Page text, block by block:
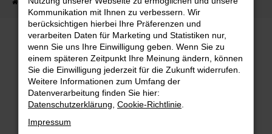
Startseite Fahrzeugangebote Fahrzeugmarkt
Fahrzeugmarkt
Fehler: Network Error
Kommunikation mit Ihnen zu verbessern. Wir
berücksichtigen hierbei Ihre Präferenzen und
verarbeiten Daten für Marketing und Statistiken nur,
wenn Sie uns Ihre Einwilligung geben. Wenn Sie zu
einem späteren Zeitpunkt Ihre Meinung ändern, können
Sie die Einwilligung jederzeit für die Zukunft widerrufen.
Weitere Informationen zum Umfang der
Datenverarbeitung finden Sie hier:
Datenschutzerklärung Cookie-Richtlinie
Impressum